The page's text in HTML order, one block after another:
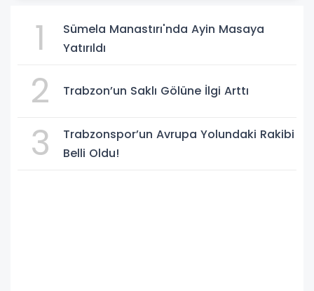
1
Sümela Manastırı'nda Ayin Masaya
Yatırıldı
2 Trabzon’un Saklı Gölüne İlgi Arttı
3
Trabzonspor’un Avrupa Yolundaki Rakibi
Belli Oldu!